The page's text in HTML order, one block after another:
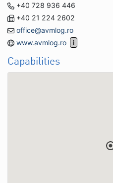
+40 728 936 446
+40 21 224 2602
office@avmlog.ro
www.avmlog.ro
Capabilities